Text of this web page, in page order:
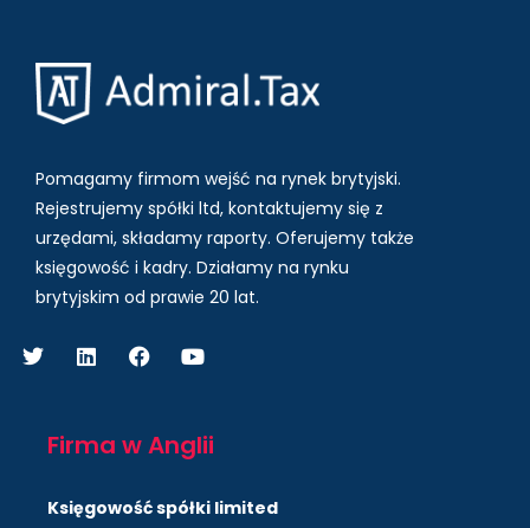
Pomagamy firmom wejść na rynek brytyjski.
Rejestrujemy spółki ltd, kontaktujemy się z
urzędami, składamy raporty. Oferujemy także
księgowość i kadry. Działamy na rynku
brytyjskim od prawie 20 lat.
Firma w Anglii
Księgowość spółki limited